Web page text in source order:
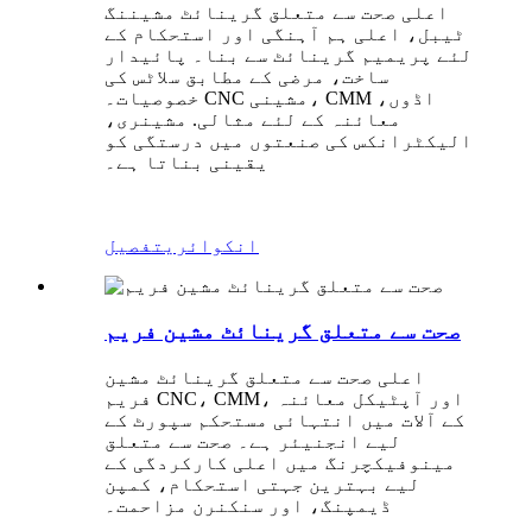
اعلی صحت سے متعلق گرینائٹ مشیننگ
ٹیبل، اعلی ہم آہنگی اور استحکام کے
لئے پریمیم گرینائٹ سے بنا۔ پائیدار
ساخت، مرضی کے مطابق سلاٹس کی
خصوصیات۔ CNC مشینی، CMM اڈوں،
معائنہ کے لئے مثالی. مشینری،
الیکٹرانکس کی صنعتوں میں درستگی کو
یقینی بناتا ہے۔
انکوائری تفصیل
صحت سے متعلق گرینائٹ مشین فریم
اعلی صحت سے متعلق گرینائٹ مشین
فریم CNC، CMM، اور آپٹیکل معائنہ
کے آلات میں انتہائی مستحکم سپورٹ کے
لیے انجنیئر ہے۔ صحت سے متعلق
مینوفیکچرنگ میں اعلی کارکردگی کے
لیے بہترین جہتی استحکام، کمپن
ڈیمپنگ، اور سنکنرن مزاحمت۔